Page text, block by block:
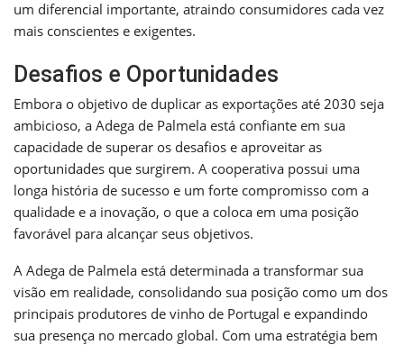
um diferencial importante, atraindo consumidores cada vez
mais conscientes e exigentes.
Desafios e Oportunidades
Embora o objetivo de duplicar as exportações até 2030 seja
ambicioso, a Adega de Palmela está confiante em sua
capacidade de superar os desafios e aproveitar as
oportunidades que surgirem. A cooperativa possui uma
longa história de sucesso e um forte compromisso com a
qualidade e a inovação, o que a coloca em uma posição
favorável para alcançar seus objetivos.
A Adega de Palmela está determinada a transformar sua
visão em realidade, consolidando sua posição como um dos
principais produtores de vinho de Portugal e expandindo
sua presença no mercado global. Com uma estratégia bem